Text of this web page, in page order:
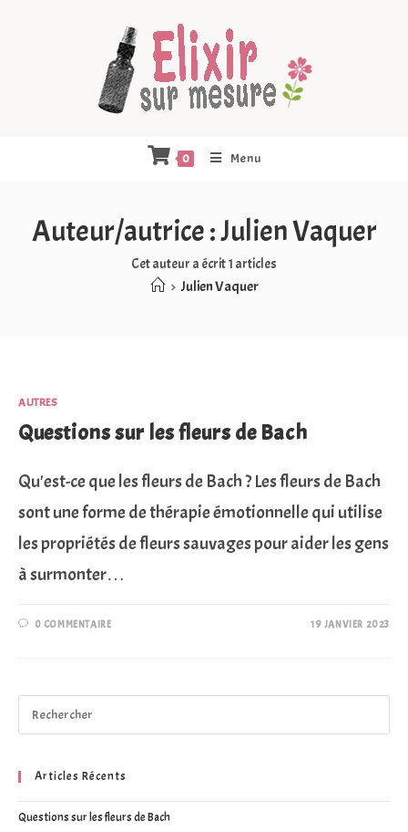
0 Menu
Auteur/autrice :Julien Vaquer
Cet auteur a écrit 1 articles
> Julien Vaquer
AUTRES
Questions sur les fleurs de Bach
Qu'est-ce que les fleurs de Bach ? Les fleurs de Bach
sont une forme de thérapie émotionnelle qui utilise
les propriétés de fleurs sauvages pour aider les gens
à surmonter…
0 COMMENTAIRE 19 JANVIER 2023
Articles Récents
Questions sur les fleurs de Bach